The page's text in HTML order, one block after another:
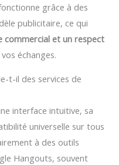
grâce à des
publicitaire, ce qui
commercial et un respect
échanges.
t-il des services de
interface intuitive, sa
universelle sur tous
à des outils
Hangouts, souvent